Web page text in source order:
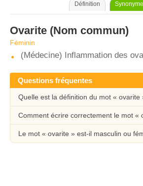
Définition
Ovarite (Nom commun)
Féminin
(Médecine) Inflammation des
Questions fréquentes
Quelle est la définition du mot « ovarite
Comment écrire correctement le mot «
Le mot « ovarite » est-il masculin ou